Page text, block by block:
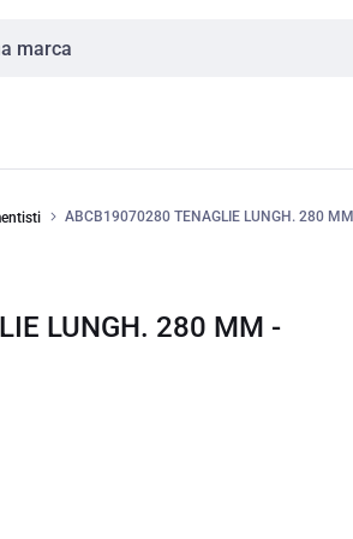
ABCB19070280 TENAGLIE LUNGH. 280 MM
LUNGH. 280 MM -